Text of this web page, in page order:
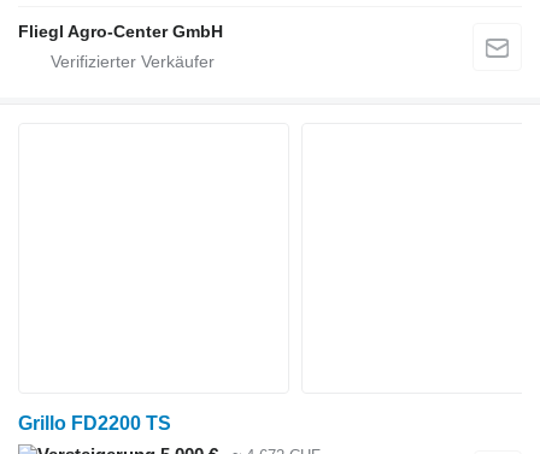
Fliegl Agro-Center GmbH
Grillo FD2200 TS